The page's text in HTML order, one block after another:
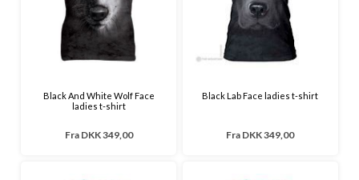
Black And White Wolf Face
ladies t-shirt
Fra DKK 349,00
Black Lab Face ladies t-shirt
Fra DKK 349,00